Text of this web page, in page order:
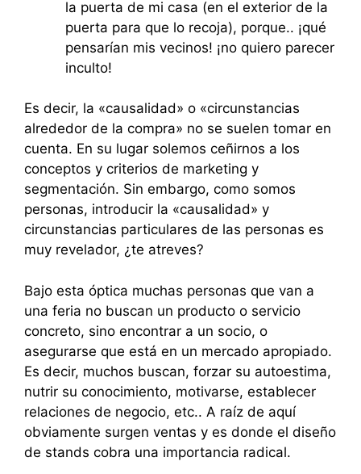
la puerta de mi casa (en el exterior de la
puerta para que lo recoja), porque.. ¡qué
pensarían mis vecinos! ¡no quiero parecer
inculto!
Es decir, la «causalidad» o «circunstancias
alrededor de la compra» no se suelen tomar en
cuenta. En su lugar solemos ceñirnos a los
conceptos y criterios de marketing y
segmentación. Sin embargo, como somos
personas, introducir la «causalidad» y
circunstancias particulares de las personas es
muy revelador, ¿te atreves?
Bajo esta óptica muchas personas que van a
una feria no buscan un producto o servicio
concreto, sino encontrar a un socio, o
asegurarse que está en un mercado apropiado.
Es decir, muchos buscan, forzar su autoestima,
nutrir su conocimiento, motivarse, establecer
relaciones de negocio, etc.. A raíz de aquí
obviamente surgen ventas y es donde el diseño
de stands cobra una importancia radical.